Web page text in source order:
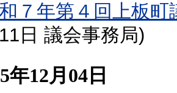
７年第４回上板町
日 議会事務局)
年12月04日